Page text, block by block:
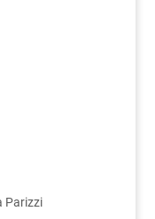
Parizzi